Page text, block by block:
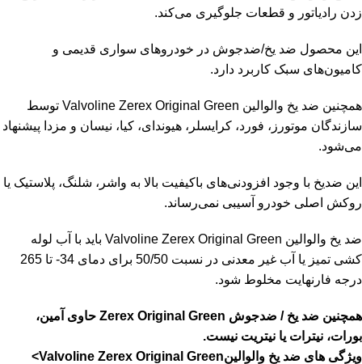
زدن رادیاتور و قطعات جلوگیری می‌کند.
این محصول ضد یخ/ضدجوش در خودروهای سواری قدیمی و
کامیون‌های سبک کاربرد دارد.
همچنین ضد یخ والوالین Valvoline Zerex Original Green توسط
سازندگان موتورز، فورد، کرایسلر، هیوندای، کیا، نیسان و مزدا پیشنهاد
می‌شود.
این ضدیخ با وجود افزودنی‌های باکیفیت بالا به واشر، شلنگ، پلاستیک یا
روکش اصلی خودرو آسیبی نمی‌رساند.
ضد یخ والوالین Valvoline Zerex Original Green باید با آب لوله
کشی تمیز یا آب غیر معدنی در نسبت 50/50 برای دمای 34- تا 265
درجه فارنهایت مخلوط شود.
همچنین ضد یخ / ضدجوش Zerex Original Green حاوی آمین،
بورات، نیترات یا نیتریت نیست.
ویژگی های ضد یخ والوالینValvoline Zerex Original Green>